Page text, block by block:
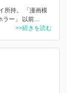
所持。 「漫画模
ー」 以前…
>>続きを読む